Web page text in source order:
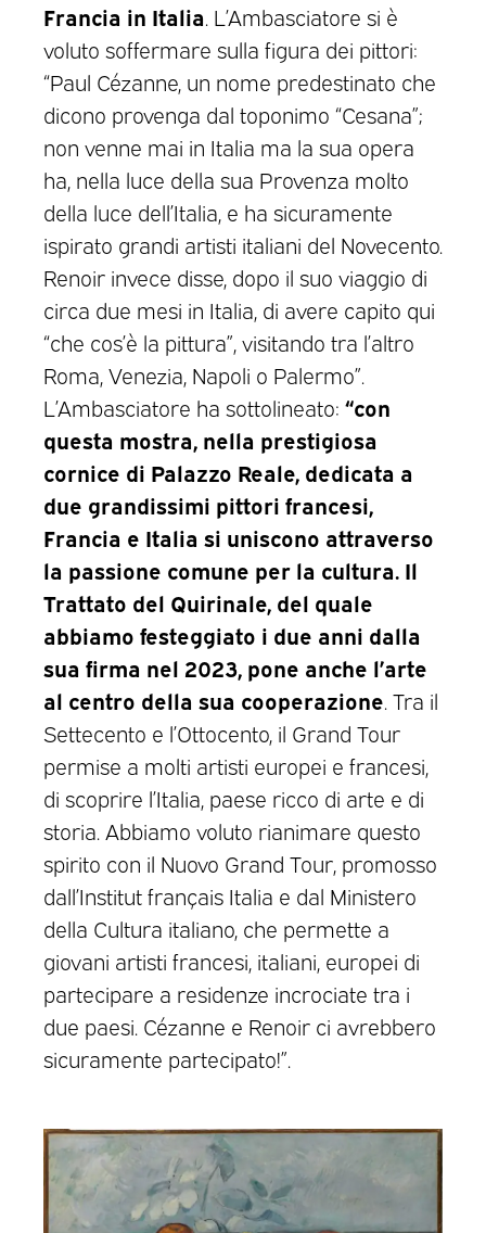
Francia in Italia . L’Ambasciatore si è
voluto soffermare sulla figura dei pittori:
“Paul Cézanne, un nome predestinato che
dicono provenga dal toponimo “Cesana”;
non venne mai in Italia ma la sua opera
ha, nella luce della sua Provenza molto
della luce dell’Italia, e ha sicuramente
ispirato grandi artisti italiani del Novecento.
Renoir invece disse, dopo il suo viaggio di
circa due mesi in Italia, di avere capito qui
“che cos’è la pittura”, visitando tra l’altro
Roma, Venezia, Napoli o Palermo”.
L’Ambasciatore ha sottolineato: “con
questa mostra, nella prestigiosa
cornice di Palazzo Reale, dedicata a
due grandissimi pittori francesi,
Francia e Italia si uniscono attraverso
la passione comune per la cultura. Il
Trattato del Quirinale, del quale
abbiamo festeggiato i due anni dalla
sua firma nel 2023, pone anche l’arte
al centro della sua cooperazione . Tra il
Settecento e l’Ottocento, il Grand Tour
permise a molti artisti europei e francesi,
di scoprire l’Italia, paese ricco di arte e di
storia. Abbiamo voluto rianimare questo
spirito con il Nuovo Grand Tour, promosso
dall’Institut français Italia e dal Ministero
della Cultura italiano, che permette a
giovani artisti francesi, italiani, europei di
partecipare a residenze incrociate tra i
due paesi. Cézanne e Renoir ci avrebbero
sicuramente partecipato!”.